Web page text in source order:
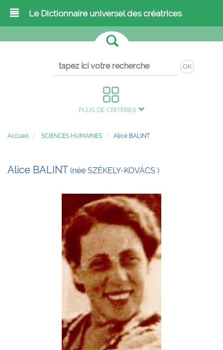
Le Dictionnaire universel des créatrices
OK
PLUS DE CRITÈRES
Accueil SCIENCES HUMAINES Alice BALINT
Alice BALINT (née SZÉKELY-KOVÁCS )